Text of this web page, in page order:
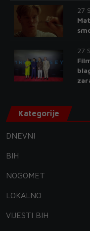
27
27
Kategorije
DNEVNI
BIH
NOGOMET
LOKALNO
VIJESTI BIH